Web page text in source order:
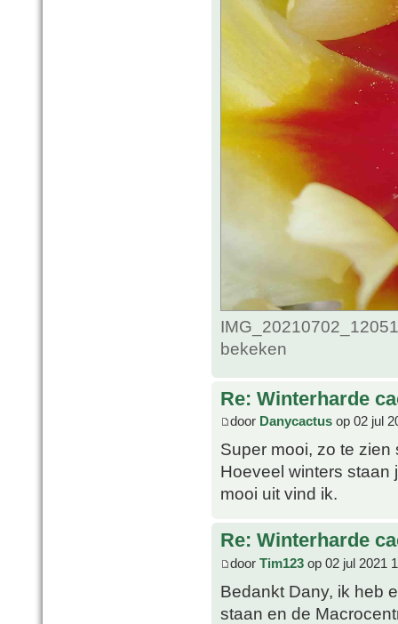
bekeken
Re: Winterharde
door Danycactus op 02 jul
Super mooi, zo te
Hoeveel winters staan
mooi uit vind ik.
Re: Winterharde
door Tim123 op 02 jul 2021
Bedankt Dany, ik heb
staan en de